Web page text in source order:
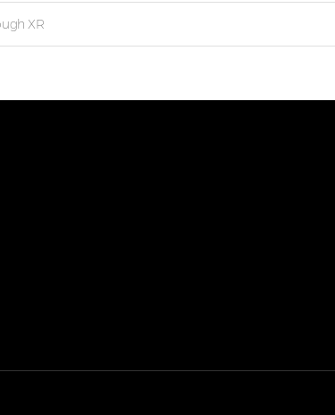
XR